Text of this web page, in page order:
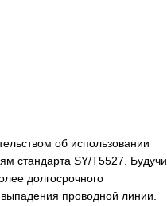
об использовании
стандарта SY/T5527. Будучи
долгосрочного
проводной линии.